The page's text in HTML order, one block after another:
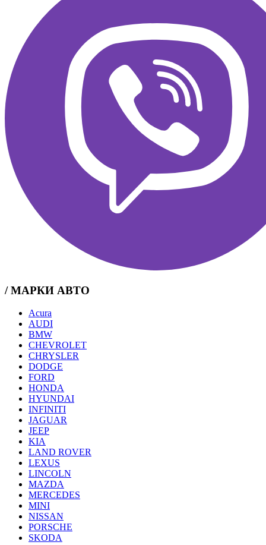
/ МАРКИ АВТО
Acura
AUDI
BMW
CHEVROLET
CHRYSLER
DODGE
FORD
HONDA
HYUNDAI
INFINITI
JAGUAR
JEEP
KIA
LAND ROVER
LEXUS
LINCOLN
MAZDA
MERCEDES
MINI
NISSAN
PORSCHE
SKODA